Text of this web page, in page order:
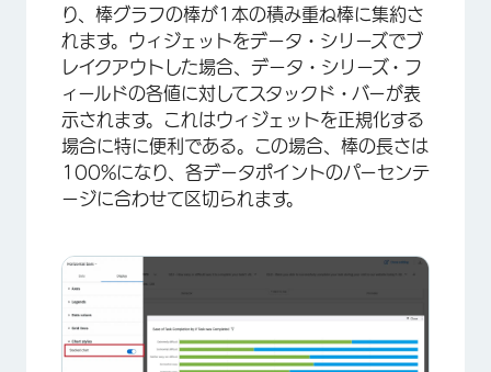
×
り、棒グラフの棒が1本の積み重ね棒に集約さ
れます。ウィジェットをデータ・シリーズでブ
レイクアウトした場合、データ・シリーズ・フ
ィールドの各値に対してスタックド・バーが表
示されます。これはウィジェットを正規化する
場合に特に便利である。この場合、棒の長さは
100%になり、各データポイントのパーセンテ
ージに合わせて区切られます。